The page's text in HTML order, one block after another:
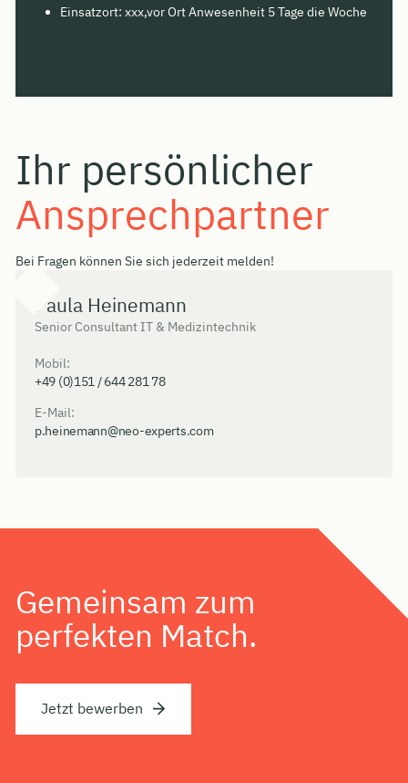
Einsatzort: xxx,vor Ort Anwesenheit 5 Tage die Woche
Ihr persönlicher
Ansprechpartner
Bei Fragen können Sie sich jederzeit melden!
Paula Heinemann
Senior Consultant IT & Medizintechnik
Mobil:
+49 (0)151 / 644 281 78
E-Mail:
p.heinemann@neo-experts.com
Gemeinsam zum
perfekten Match.
Jetzt bewerben